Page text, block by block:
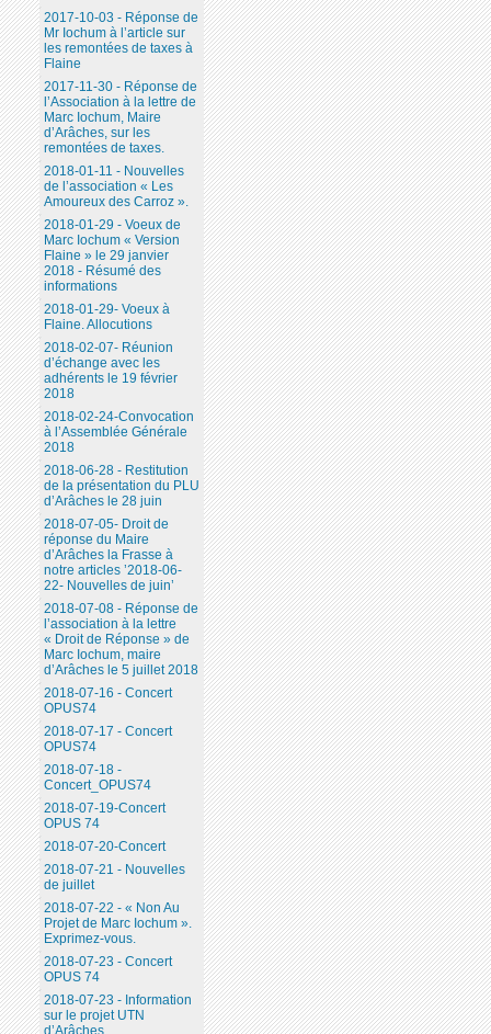
2017-10-03 - Réponse de
Mr Iochum à l’article sur
les remontées de taxes à
Flaine
2017-11-30 - Réponse de
l’Association à la lettre de
Marc Iochum, Maire
d’Arâches, sur les
remontées de taxes.
2018-01-11 - Nouvelles
de l’association « Les
Amoureux des Carroz ».
2018-01-29 - Voeux de
Marc Iochum « Version
Flaine » le 29 janvier
2018 - Résumé des
informations
2018-01-29- Voeux à
Flaine. Allocutions
2018-02-07- Réunion
d’échange avec les
adhérents le 19 février
2018
2018-02-24-Convocation
à l’Assemblée Générale
2018
2018-06-28 - Restitution
de la présentation du PLU
d’Arâches le 28 juin
2018-07-05- Droit de
réponse du Maire
d’Arâches la Frasse à
notre articles ’2018-06-
22- Nouvelles de juin’
2018-07-08 - Réponse de
l’association à la lettre
« Droit de Réponse » de
Marc Iochum, maire
d’Arâches le 5 juillet 2018
2018-07-16 - Concert
OPUS74
2018-07-17 - Concert
OPUS74
2018-07-18 -
Concert_OPUS74
2018-07-19-Concert
OPUS 74
2018-07-20-Concert
2018-07-21 - Nouvelles
de juillet
2018-07-22 - « Non Au
Projet de Marc Iochum ».
Exprimez-vous.
2018-07-23 - Concert
OPUS 74
2018-07-23 - Information
sur le projet UTN